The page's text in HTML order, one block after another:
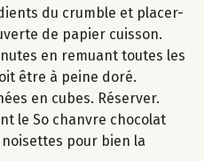
du crumble et placer-
de papier cuisson.
en remuant toutes les
être à peine doré.
en cubes. Réserver.
le So chanvre chocolat
pour bien la